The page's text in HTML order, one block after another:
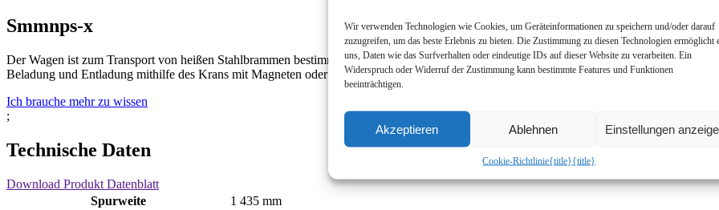
Wir verwenden Technologien wie Cookies, um Geräteinformationen zu speichern und/oder darauf
zuzugreifen, um das beste Erlebnis zu bieten. Die Zustimmung zu diesen Technologien ermöglicht
uns, Daten wie das Surfverhalten oder eindeutige IDs auf dieser Website zu verarbeiten. Ein
Widerspruch oder Widerruf der Zustimmung kann bestimmte Features und Funktionen
beeinträchtigen.
Akzeptieren Ablehnen Einstellungen
Cookie-Richtlinie{title}{title}
Smmnps-x
Der Wagen ist zum Transport von heißen Stahlbrammen bestimmt. Der Wagen ist für die Temperaturen bis zu –40 °C ausgelegt.
Beladung und Entladung mithilfe des Krans mit Magneten oder Greifer.
Ich brauche mehr zu wissen
;
Technische Daten
Download Produkt Datenblatt
Spurweite
1 435 mm